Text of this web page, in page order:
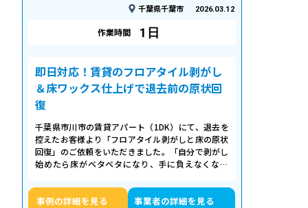
千葉県千葉市 2026.03.12
作業時間 1日
即日対応！賃貸のフロアタイル剥がし
＆床ワックス仕上げで退去前の原状回
復
千葉県市川市の賃貸アパート（1DK）にて、退去を
控えたお客様より「フロアタイル剥がしと床の原状
回復」のご依頼をいただきました。「自分で剥がし
始めたら床がベタベタになり、手に負えなくなっ
事例の詳細を見る 事業者の詳細を見る